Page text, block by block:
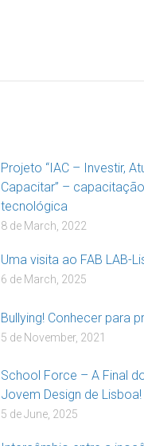
Projeto “IAC – Investir,
Capacitar” – capacitação
tecnológica
8 de March, 2022
Uma visita ao FAB LAB-
6 de March, 2025
Bullying! Conhecer para
5 de November, 2021
School Force – A Final
Jovem Design de Lisboa!
5 de June, 2025